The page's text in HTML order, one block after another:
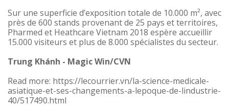
Sur une superficie d’exposition totale de 10.000 m², avec
près de 600 stands provenant de 25 pays et territoires,
Pharmed et Heathcare Vietnam 2018 espère accueillir
15.000 visiteurs et plus de 8.000 spécialistes du secteur.
Trung Khánh - Magic Win/CVN
Read more: https://lecourrier.vn/la-science-medicale-
asiatique-et-ses-changements-a-lepoque-de-lindustrie-
40/517490.html